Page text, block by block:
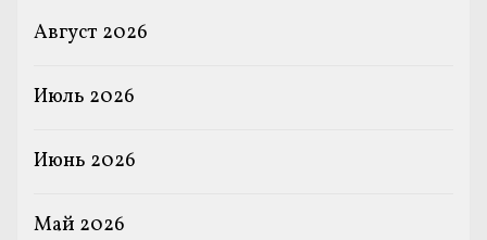
Август 2026
Июль 2026
Июнь 2026
Май 2026